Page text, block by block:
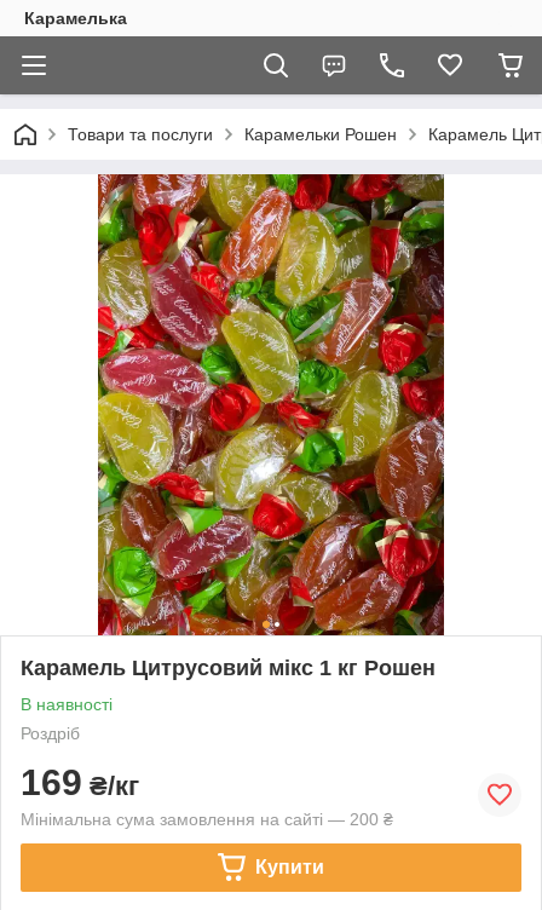
Карамелька
Товари та послуги Карамельки Рошен Карамель
Карамель Цитрусовий мікс 1 кг Рошен
В наявності
Роздріб
169 ₴/кг
Мінімальна сума замовлення на сайті — 200 ₴
Купити